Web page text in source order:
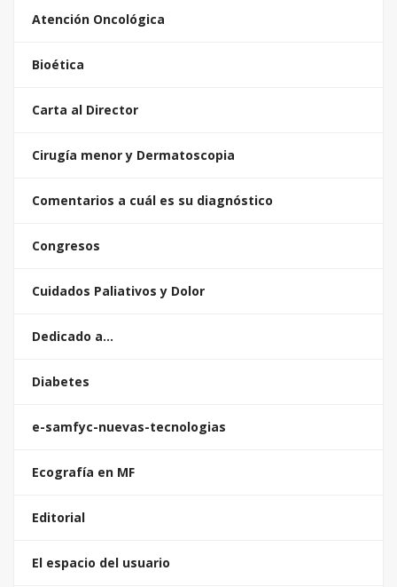
Atención Oncológica
Bioética
Carta al Director
Cirugía menor y Dermatoscopia
Comentarios a cuál es su diagnóstico
Congresos
Cuidados Paliativos y Dolor
Dedicado a…
Diabetes
e-samfyc-nuevas-tecnologias
Ecografía en MF
Editorial
El espacio del usuario